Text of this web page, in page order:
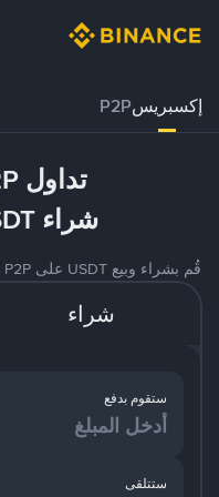
إكسبريسP2P
تداول P2P إكسبريس
شراء USDT مقابل LKR
قُم بشراء وبيع USDT على Binance P2P باستخدام العديد من طرق الدفع
شراء
ستقوم بدفع
ستتلقى